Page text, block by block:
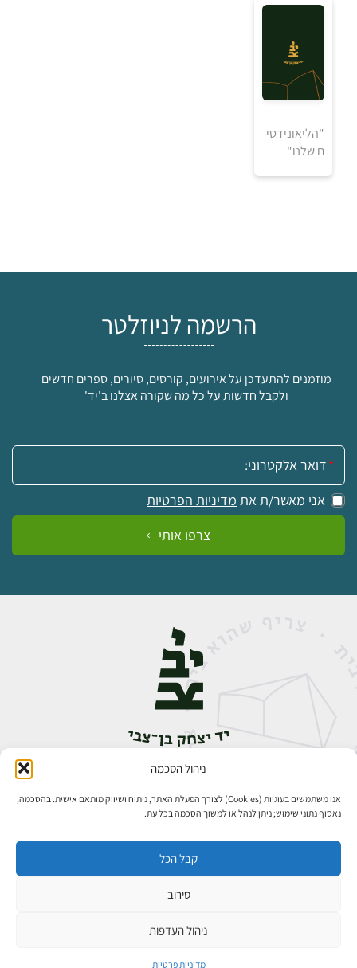
ניהול הסכמה
אנו משתמשים בעוגיות (Cookies) לצורך הפעלת האתר, ניתוח ושיווק מותאם אישית. בהסכמה,
נאסוף נתוני שימוש; ניתן לנהל או למשוך הסכמה בכל עת.
קבל הכל
סירוב
ניהול העדפות
מדיניות פרטיות
₪
למידע ולרכישה
"הליאונידסי
ם שלנו"
הרשמה לניוזלטר
מוזמנים להתעדכן על אירועים, קורסים, סיורים, ספרים חדשים
ולקבל חדשות על כל מה שקורה אצלנו ב'יד'
אימייל:
אני מאשר/ת את מדיניות הפרטיות
צרפו אותי
אבן גבירול 14, רחביה, ירושלים
פיתוח אתרים